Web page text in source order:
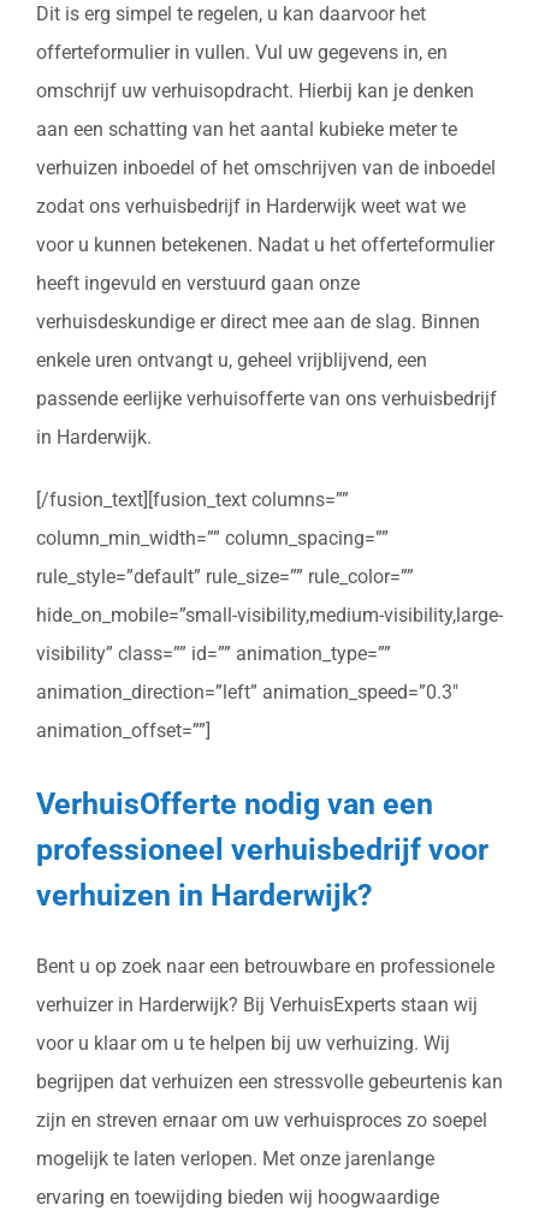
Dit is erg simpel te regelen, u kan daarvoor het
offerteformulier in vullen. Vul uw gegevens in, en
omschrijf uw verhuisopdracht. Hierbij kan je denken
aan een schatting van het aantal kubieke meter te
verhuizen inboedel of het omschrijven van de inboedel
zodat ons verhuisbedrijf in Harderwijk weet wat we
voor u kunnen betekenen. Nadat u het offerteformulier
heeft ingevuld en verstuurd gaan onze
verhuisdeskundige er direct mee aan de slag. Binnen
enkele uren ontvangt u, geheel vrijblijvend, een
passende eerlijke verhuisofferte van ons verhuisbedrijf
in Harderwijk.
[/fusion_text][fusion_text columns=””
column_min_width=”” column_spacing=””
rule_style=”default” rule_size=”” rule_color=””
hide_on_mobile=”small-visibility,medium-visibility,large-
visibility” class=”” id=”” animation_type=””
animation_direction=”left” animation_speed=”0.3″
animation_offset=””]
VerhuisOfferte nodig van een
professioneel verhuisbedrijf voor
verhuizen in Harderwijk?
Bent u op zoek naar een betrouwbare en professionele
verhuizer in Harderwijk? Bij VerhuisExperts staan wij
voor u klaar om u te helpen bij uw verhuizing. Wij
begrijpen dat verhuizen een stressvolle gebeurtenis kan
zijn en streven ernaar om uw verhuisproces zo soepel
mogelijk te laten verlopen. Met onze jarenlange
ervaring en toewijding bieden wij hoogwaardige